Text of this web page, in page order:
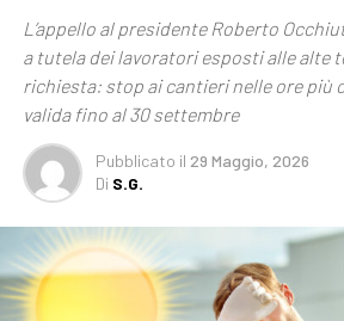
L’appello al presidente Roberto
a tutela dei lavoratori esposti alle alte
richiesta: stop ai cantieri nelle ore più
valida fino al 30 settembre
Pubblicato il 29 Maggio, 2026
Di S.G.